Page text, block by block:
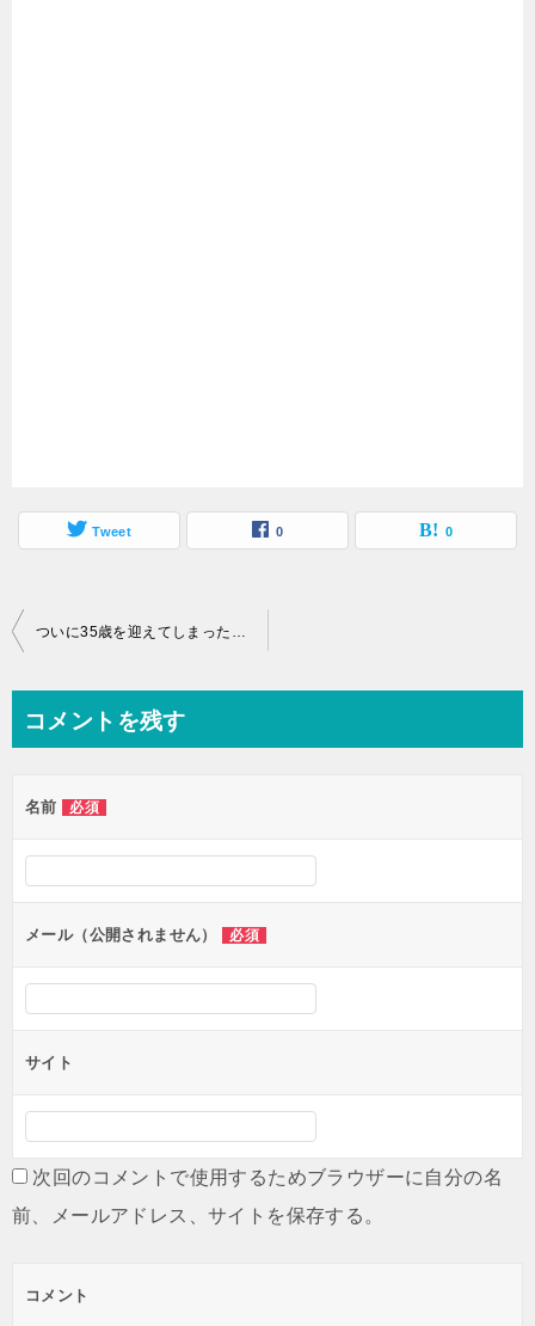
Tweet 0 0
投
ビ
ー
シ
ン
ついに35歳を迎えてしまったフリーター【アラフォー】
コメントを残す
名前 必須
メール（公開されません） 必須
サイト
次回のコメントで使用するためブラウザーに自分の名
前、メールアドレス、サイトを保存する。
コメント